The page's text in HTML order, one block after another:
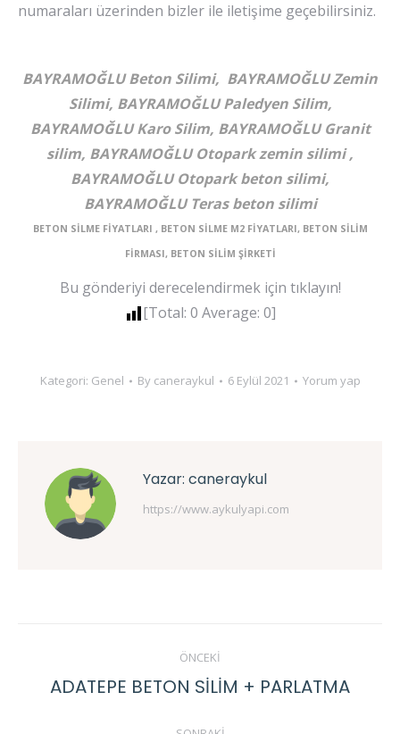
numaraları üzerinden bizler ile iletişime geçebilirsiniz.
BAYRAMOĞLU Beton Silimi, BAYRAMOĞLU Zemin
Silimi, BAYRAMOĞLU Paledyen Silim,
BAYRAMOĞLU Karo Silim, BAYRAMOĞLU Granit
silim, BAYRAMOĞLU Otopark zemin silimi ,
BAYRAMOĞLU Otopark beton silimi,
BAYRAMOĞLU Teras beton silimi
BETON SİLME FİYATLARI , BETON SİLME M2 FİYATLARI, BETON SİLİM
FİRMASI, BETON SİLİM ŞİRKETİ
Bu gönderiyi derecelendirmek için tıklayın!
[Total: 0 Average: 0]
Kategori: Genel By caneraykul 6 Eylül 2021 Yorum yap
Yazar: caneraykul
https://www.aykulyapi.com
navigation
ÖNCEKI
Previous
ADATEPE BETON SİLİM + PARLATMA